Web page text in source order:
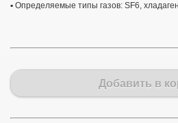
▪ Определяемые типы газов: SF6,
Добавить в